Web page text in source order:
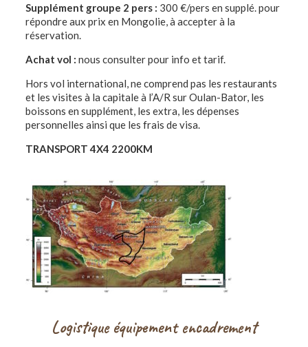
Supplément groupe 2 pers : 300 €/pers en supplé. pour
répondre aux prix en Mongolie, à accepter à la
réservation.
Achat vol : nous consulter pour info et tarif.
Hors vol international, ne comprend pas les restaurants
et les visites à la capitale à l’A/R sur Oulan-Bator, les
boissons en supplément, les extra, les dépenses
personnelles ainsi que les frais de visa.
TRANSPORT 4X4 2200KM
Logistique équipement encadrement